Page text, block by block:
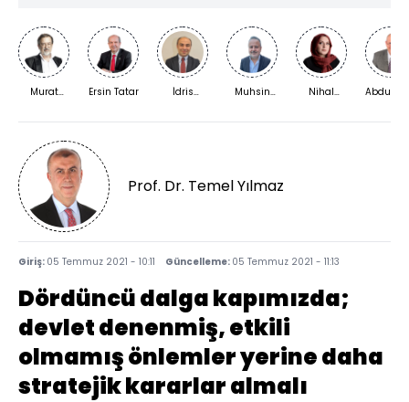
Murat
Ersin Tatar
İdris
Muhsin
Nihal
Prof. Dr. Temel Yılmaz
Giriş: 05 Temmuz 2021 - 10:11 Güncelleme: 05 Temmuz 2021 - 11:13
Dördüncü dalga kapımızda;
devlet denenmiş, etkili
olmamış önlemler yerine daha
stratejik kararlar almalı